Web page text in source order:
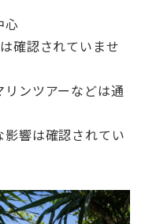
心
確認されていませ
リンツアーなどは通
影響は確認されてい